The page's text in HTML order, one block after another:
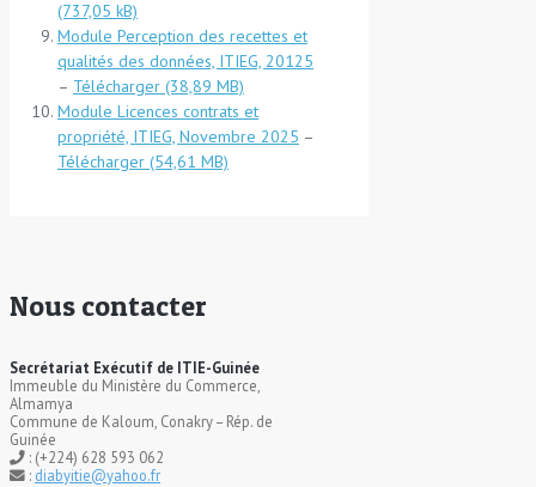
Module Perception des recettes et
qualités des données, ITIEG, 20125
– Télécharger
Module Licences contrats et
propriété, ITIEG, Novembre 2025 –
Télécharger
Nous contacter
Secrétariat Exécutif de ITIE-Guinée
Immeuble du Ministère du Commerce,
Almamya
Commune de Kaloum, Conakry – Rép. de
Guinée
: (+224) 628 593 062
: diabyitie@yahoo.fr